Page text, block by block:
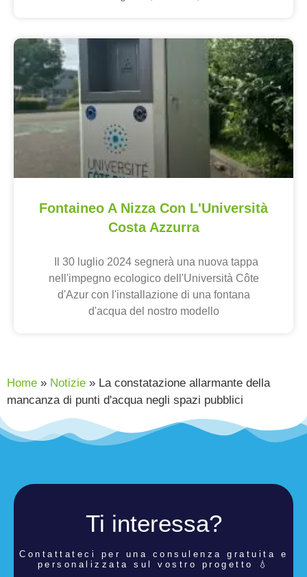
Fontaineo A Nizza Con L'Università
Costa Azzurra
Il 30 luglio 2024 segnerà una nuova tappa
nell'impegno ecologico dell'Università Côte
d'Azur con l'installazione di una fontana
d'acqua del nostro modello
Home » Notizie » La constatazione allarmante della
mancanza di punti d'acqua negli spazi pubblici
Ti interessa?
Contattateci per una consulenza gratuita e
personalizzata sul vostro progetto 💧